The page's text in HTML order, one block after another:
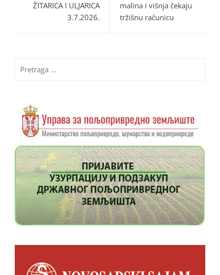
ŽITARICA I ULJARICA
3.7.2026.
malina i višnja čekaju
tržišnu računicu
za: